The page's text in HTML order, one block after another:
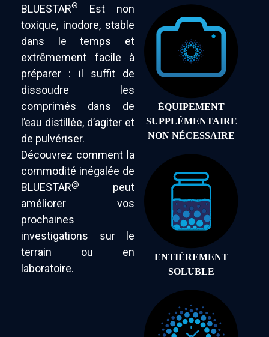
BLUESTAR®
Est non
toxique, inodore, stable
dans le temps et
extrêmement facile à
préparer : il suffit de
dissoudre les
comprimés dans de
l’eau distillée, d’agiter et
de pulvériser.
Découvrez comment la
commodité inégalée de
BLUESTAR@
peut
améliorer vos
prochaines
investigations sur le
terrain ou en
laboratoire.
ÉQUIPEMENT
SUPPLÉMENTAIRE
NON NÉCESSAIRE
ENTIÈREMENT
SOLUBLE